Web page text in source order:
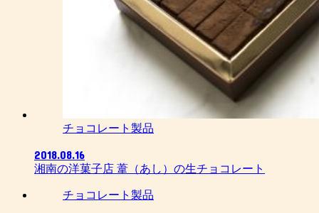
チョコレート製品
2018.08.16
湘南の洋菓子店 葦（あし）の生チョコレート
チョコレート製品